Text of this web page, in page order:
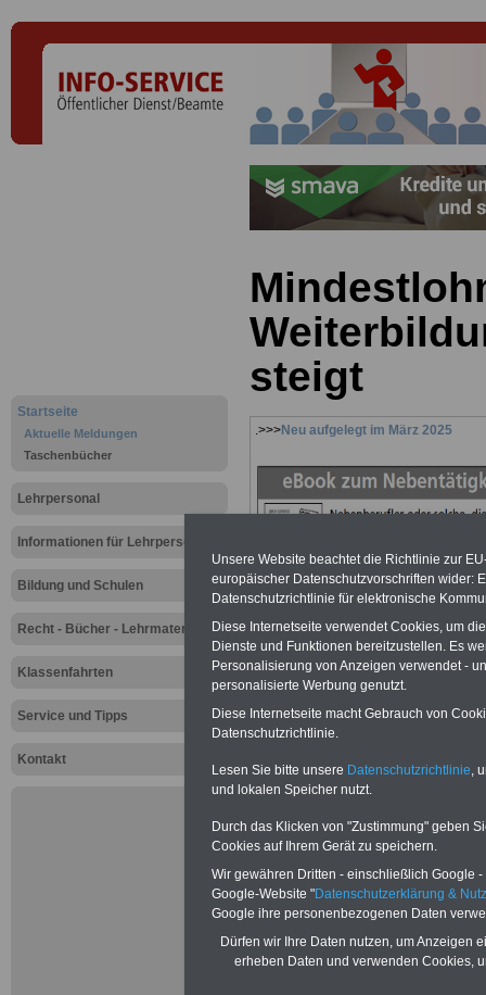
Startseite
Aktuelle Meldungen
Taschenbücher
Lehrpersonal
Informationen für Lehrpersonal
Bildung und Schulen
Recht - Bücher - Lehrmaterial
Klassenfahrten
Service und Tipps
Kontakt
steigt
.>>>Neu aufgelegt im März 2025
Zur Übersicht
Lehrerinnen
Mindestlohn in
Gemeinsame
Unsere Website beachtet die Richtlinie zur
europäischer Datenschutzvorschriften wider:
Datenschutzrichtlinie für elektronische
Diese Internetseite verwendet Cookies, um
Dienste und Funktionen bereitzustellen. Es
Personalisierung von Anzeigen verwendet -
personalisierte Werbung genutzt.
Diese Internetseite macht Gebrauch von
Datenschutzrichtlinie.
Lesen Sie bitte unsere Datenschutzrichtlinie ,
und lokalen Speicher nutzt.
Durch das Klicken von "Zustimmung" geben
Cookies auf Ihrem Gerät zu speichern.
Wir gewähren Dritten - einschließlich Google
Google-Website "Datenschutzerklärung &
Google ihre personenbezogenen Daten
Dürfen wir Ihre Daten nutzen, um Anzeigen
erheben Daten und verwenden Cookies,